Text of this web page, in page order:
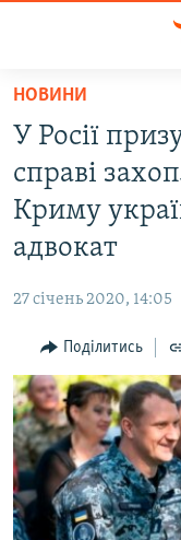
Перейти
основного
матеріалу
Перейти
до
основної
Перейти
пошуку
ВІДЕО ТА ФОТО
ІНТЕРВ'Ю
ВСЕ ЗА ДЕНЬ
СПЕЦПРОЕКТИ
ДЕПОРТАЦІЯ
ВІДЕОУРОКИ «ELIFBE»
ЯК ОБІЙТИ
Русский
НОВИНИ
У Росії
справі
Криму
адвокат
27 січень 2020, 14:05
Поділитись